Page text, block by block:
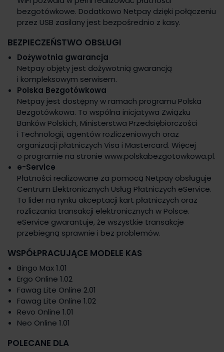
bezgotówkowe. Dodatkowo Netpay dzięki połączeniu
przez USB zasilany jest bezpośrednio z kasy.
BEZPIECZEŃSTWO OBSŁUGI
Dożywotnia gwarancja
Netpay objęty jest dożywotnią gwarancją
i kompleksowym serwisem.
Polska Bezgotówkowa
Netpay jest dostępny w ramach programu Polska
Bezgotówkowa. To wspólna inicjatywa Związku
Banków Polskich, Ministerstwa Przedsiębiorczości
i Technologii, agentów rozliczeniowych oraz
organizacji płatniczych Visa i Mastercard. Więcej
o programie na stronie www.polskabezgotowkowa.pl.
e-Service
Płatności realizowane za pomocą Netpay obsługuje
Centrum Elektronicznych Usług Płatniczych eService.
To lider na rynku akceptacji kart płatniczych oraz
rozliczania transakcji elektronicznych w Polsce.
eService gwarantuje, że wszystkie transakcje
przebiegną sprawnie i bez problemów.
WSPÓŁPRACUJĄCE MODELE KAS
Bingo Max 1.01
Ergo Online 1.02
Fawag Lite Online 2.01
Fawag Lite Online 1.02
Revo Online 1.01
Neo Online 1.01
POLECANE DLA